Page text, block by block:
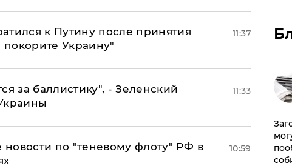
к Путину после принятия
Украину"
11:37
за баллистику", - Зеленский
11:33
по "теневому флоту" РФ в
10:59